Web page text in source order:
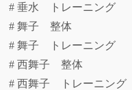
# 垂水 トレーニング
# 舞子 整体
# 舞子 トレーニング
# 西舞子 整体
# 西舞子 トレーニング